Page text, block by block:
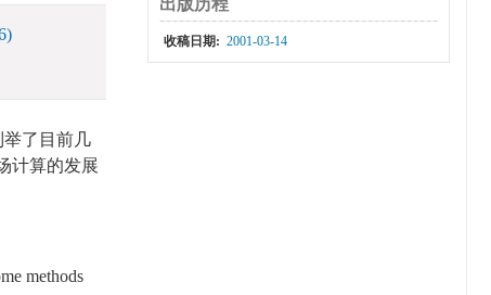
了目前几
计算的发展
methods
出版历程
收稿日期: 2001-03-14